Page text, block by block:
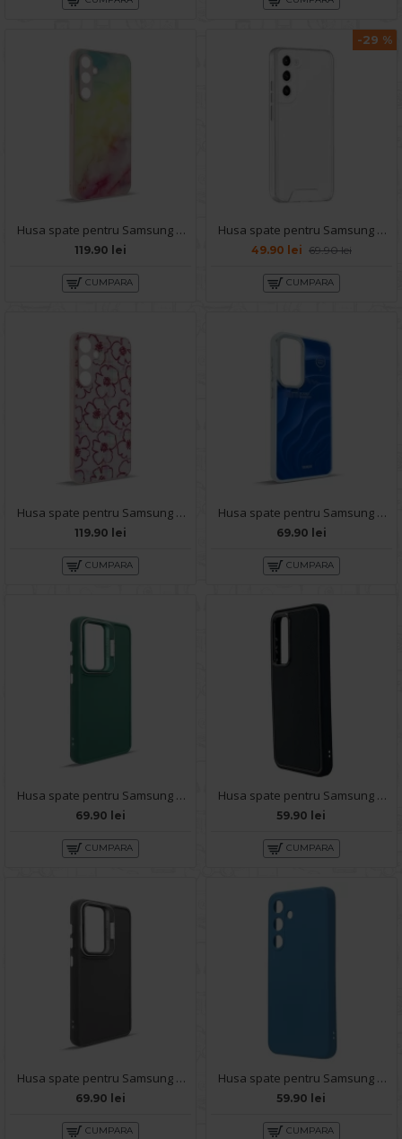
Husa spate pentru Samsung Galaxy S24 Ultra - Happy case
119.90 lei
CUMPARA
-29 %
Husa spate pentru Samsung Galaxy S24 Plus - Space Case
49.90 lei 69.90 lei
CUMPARA
Husa spate pentru Samsung Galaxy S24 Ultra - Happy case
119.90 lei
CUMPARA
Husa spate pentru Samsung Galaxy S24 Plus- Dun case Albastru
69.90 lei
CUMPARA
Husa spate pentru Samsung Galaxy S24 Plus- Drop case Kickstand Verde
69.90 lei
CUMPARA
Husa spate pentru Samsung Galaxy S24 Plus KIP Case - Negru
59.90 lei
CUMPARA
Husa spate pentru Samsung Galaxy S24 Plus- Drop case Kickstand Gri
69.90 lei
CUMPARA
Husa spate pentru Samsung Galaxy S24 Plus Silicon Line - Bleu
59.90 lei
CUMPARA